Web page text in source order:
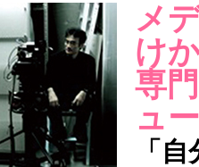
メ
け
専
ュ
「